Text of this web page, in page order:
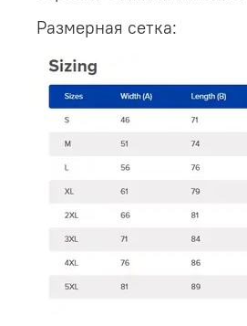
Размерная сетка: